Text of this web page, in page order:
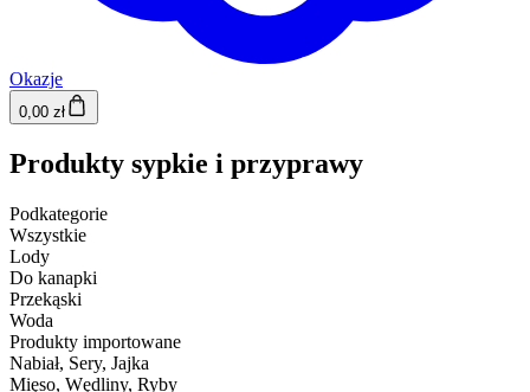
Okazje
0,00 zł
Produkty sypkie i przyprawy
Podkategorie
Wszystkie
Lody
Do kanapki
Przekąski
Woda
Produkty importowane
Nabiał, Sery, Jajka
Mięso, Wędliny, Ryby